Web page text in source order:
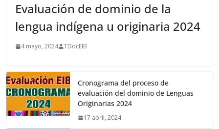
Evaluación de dominio de la
lengua indígena u originaria 2024
4 mayo, 2024 TDocEIB
Cronograma del proceso de
evaluación del dominio de Lenguas
Originarias 2024
17 abril, 2024